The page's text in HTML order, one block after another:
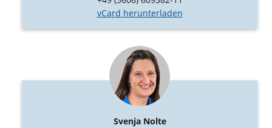
vCard herunterladen
Svenja Nolte